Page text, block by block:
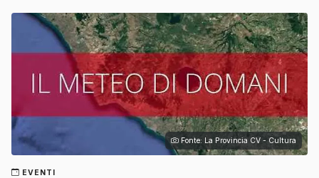
Fonte: La Provincia CV - Cultura
EVENTI